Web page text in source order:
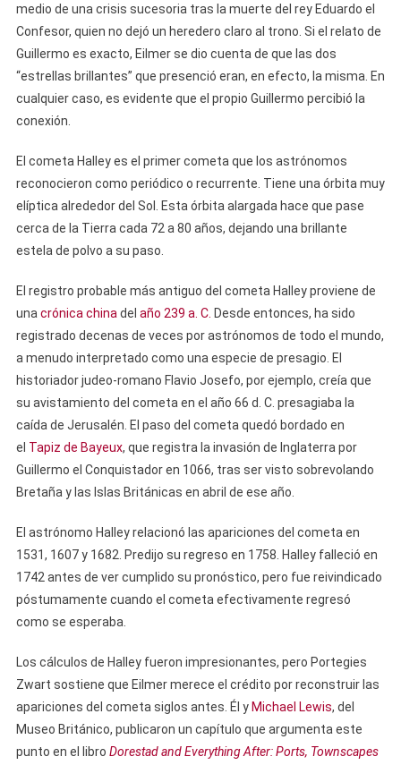
medio de una crisis sucesoria tras la muerte del rey Eduardo el
Confesor, quien no dejó un heredero claro al trono. Si el relato de
Guillermo es exacto, Eilmer se dio cuenta de que las dos
“estrellas brillantes” que presenció eran, en efecto, la misma. En
cualquier caso, es evidente que el propio Guillermo percibió la
conexión.
El cometa Halley es el primer cometa que los astrónomos
reconocieron como periódico o recurrente. Tiene una órbita muy
elíptica alrededor del Sol. Esta órbita alargada hace que pase
cerca de la Tierra cada 72 a 80 años, dejando una brillante
estela de polvo a su paso.
El registro probable más antiguo del cometa Halley proviene de
una crónica china del año 239 a. C. Desde entonces, ha sido
registrado decenas de veces por astrónomos de todo el mundo,
a menudo interpretado como una especie de presagio. El
historiador judeo-romano Flavio Josefo, por ejemplo, creía que
su avistamiento del cometa en el año 66 d. C. presagiaba la
caída de Jerusalén. El paso del cometa quedó bordado en
el Tapiz de Bayeux, que registra la invasión de Inglaterra por
Guillermo el Conquistador en 1066, tras ser visto sobrevolando
Bretaña y las Islas Británicas en abril de ese año.
El astrónomo Halley relacionó las apariciones del cometa en
1531, 1607 y 1682. Predijo su regreso en 1758. Halley falleció en
1742 antes de ver cumplido su pronóstico, pero fue reivindicado
póstumamente cuando el cometa efectivamente regresó
como se esperaba.
Los cálculos de Halley fueron impresionantes, pero Portegies
Zwart sostiene que Eilmer merece el crédito por reconstruir las
apariciones del cometa siglos antes. Él y Michael Lewis, del
Museo Británico, publicaron un capítulo que argumenta este
punto en el libro Dorestad and Everything After: Ports, Townscapes